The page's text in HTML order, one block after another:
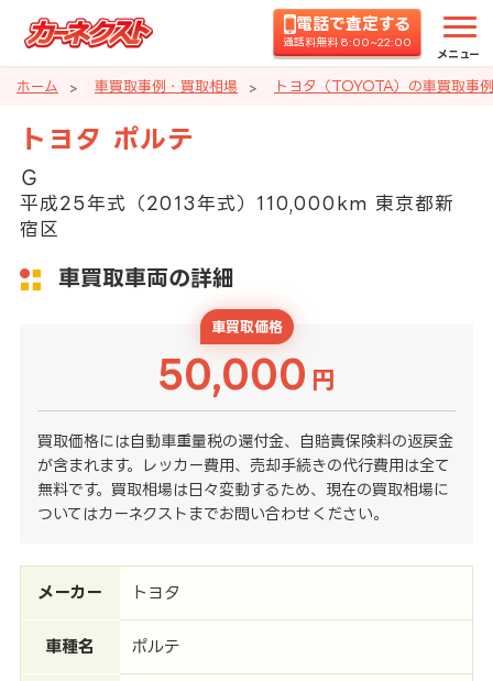
電話で査定する
通話料無料 8:00~22:00
メニュー
ホーム 車買取事例・買取相場 トヨタ（TOYOTA）の車買取事
トヨタ ポルテ
Ｇ
平成25年式（2013年式）110,000km 東京都新
宿区
車買取車両の詳細
車買取価格
50,000 円
買取価格には自動車重量税の還付金、自賠責保険料の返戻金
が含まれます。レッカー費用、売却手続きの代行費用は全て
無料です。買取相場は日々変動するため、現在の買取相場に
ついてはカーネクストまでお問い合わせください。
メーカー トヨタ
車種名 ポルテ